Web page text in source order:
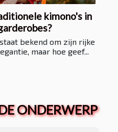
kimono's in
bekend om zijn rijke
maar hoe geef...
ONDERWERP